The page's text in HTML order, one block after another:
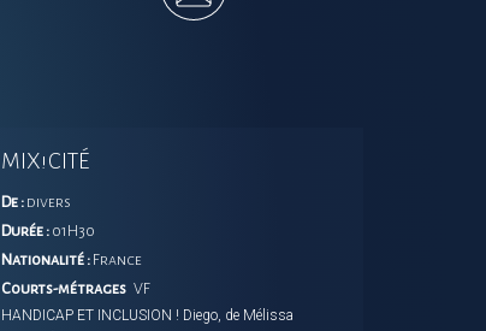
MIX!CITÉ
De : divers
Durée : 01H30
Nationalité : France
Courts-métrages VF
HANDICAP ET INCLUSION ! Diego, de Mélissa